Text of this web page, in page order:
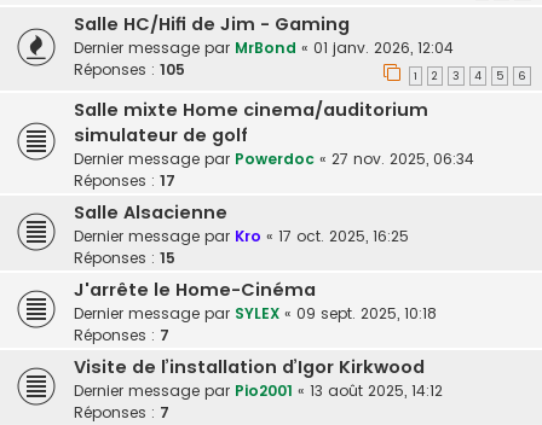
Salle HC/Hifi de Jim - Gaming
Dernier message par MrBond « 01 janv. 2026, 12:04
Réponses : 105 1 2 3 4 5 6
Salle mixte Home cinema/auditorium
simulateur de golf
Dernier message par Powerdoc « 27 nov. 2025, 06:34
Réponses : 17
Salle Alsacienne
Dernier message par Kro « 17 oct. 2025, 16:25
Réponses : 15
J'arrête le Home-Cinéma
Dernier message par SYLEX « 09 sept. 2025, 10:18
Réponses : 7
Visite de l’installation d’Igor Kirkwood
Dernier message par Pio2001 « 13 août 2025, 14:12
Réponses : 7